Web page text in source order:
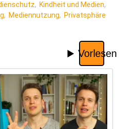
, Kindheit und Medien,
, Mediennutzung, Privatsphäre